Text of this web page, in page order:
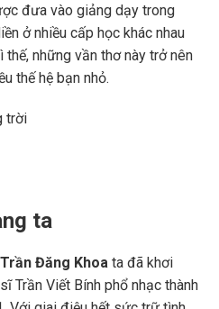
đưa vào giảng dạy trong
ở nhiều cấp học khác nhau
những vần thơ này trở nên
thế hệ bạn nhỏ.
trời
ta
Đăng Khoa ta đã khơi
Trần Viết Bính phổ nhạc thành